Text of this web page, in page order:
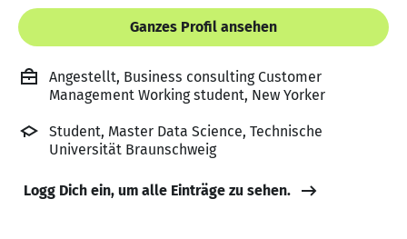
Ganzes Profil ansehen
Angestellt, Business consulting Customer
Management Working student, New Yorker
Student, Master Data Science, Technische
Universität Braunschweig
Logg Dich ein, um alle Einträge zu sehen.